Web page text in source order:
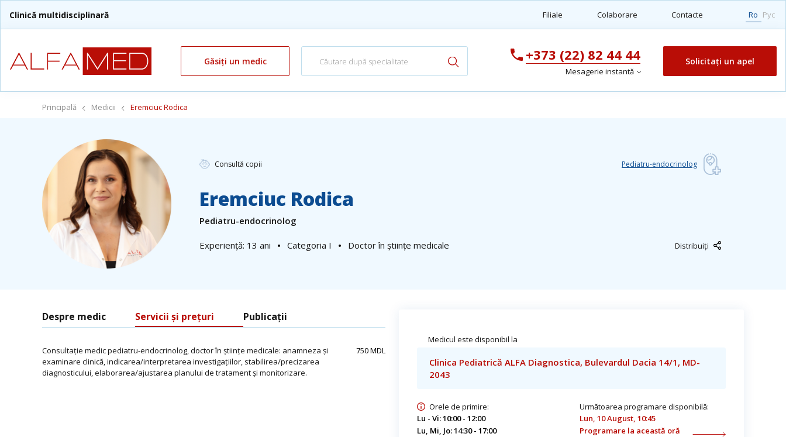
Clinică multidisciplinară Filiale Colaborare Contacte Ro Рус
Găsiți un medic +373 (22) 82 44 44
Mesagerie instantă
Solicitați un apel
Principală Medicii Eremciuc Rodica
Consultă copii Pediatru-endocrinolog
Eremciuc Rodica
Pediatru-endocrinolog
Experiență: 13 ani Categoria I Doctor în științe medicale Distribuiți
Despre medic Servicii și prețuri Publicații
Consultație medic pediatru-endocrinolog, doctor în științe medicale: anamneza și
examinare clinică, indicarea/interpretarea investigațiilor, stabilirea/precizarea
diagnosticului, elaborarea/ajustarea planului de tratament și monitorizare.
750 MDL
Medicul este disponibil la
Clinica Pediatrică ALFA Diagnostica, Bulevardul Dacia 14/1, MD-
2043
Orele de primire:
Lu - Vi: 10:00 - 12:00
Lu, Mi, Jo: 14:30 - 17:00
Următoarea programare disponibilă:
Lun, 10 August, 10:45
Programare la această oră